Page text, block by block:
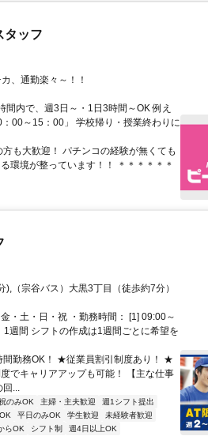
タッフ
駅」から徒歩1分 ★駅チカ、通勤楽々～！！
内で、週3日～・1日3時間～OK 例え
00～15：00」 学校帰り・授業終わりに
も大歓迎！ パチンコの経験が無くても
環境が整っています！！ ＊＊＊＊＊＊
（宗谷バス）大黒3丁目（徒歩約7分）
・土・日・祝 ・勤務時間： [1] 09:00～
週間 シフトの作成は1週間ごとに希望を
勤務OK！ ★従業員割引制度あり！ ★
でキャリアアップも可能！ 【主な仕事
回...
のみOK 主婦・主夫歓迎
週1シフト提出
平日のみOK 学生歓迎
未経験者歓迎
らOK シフト制 週4日以上OK